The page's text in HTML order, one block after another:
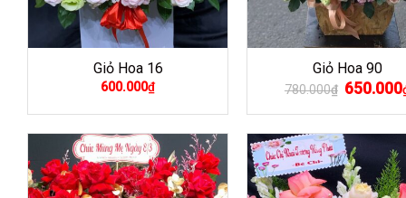
Giỏ Hoa 16
600.000₫
Giỏ Hoa 90
780.000₫ Giá
gốc
là:
650.000